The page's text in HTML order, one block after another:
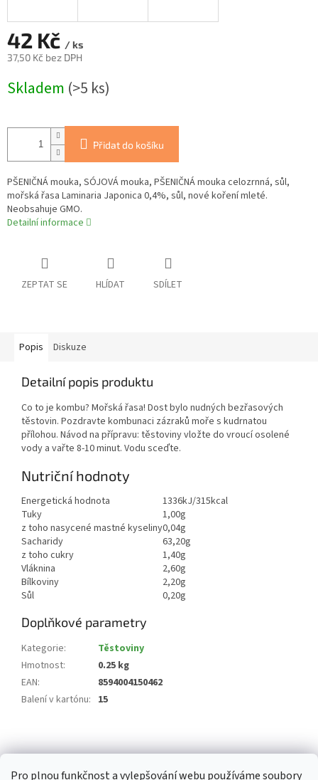
Pro plnou funkčnost a vylepšování webu používáme soubory
42 Kč / ks
37,50 Kč bez DPH
cena:
Skladem (>5 ks)
Přidat do košíku
PŠENIČNÁ mouka, SÓJOVÁ mouka, PŠENIČNÁ mouka celozrnná, sůl,
mořská řasa Laminaria Japonica 0,4%, sůl, nové koření mleté.
Neobsahuje GMO.
Detailní informace
ZEPTAT SE HLÍDAT SDÍLET
Popis Diskuze
Detailní popis produktu
Co to je kombu? Mořská řasa! Dost bylo nudných bezřasových
těstovin. Pozdravte kombunaci zázraků moře s kudrnatou
přílohou. Návod na přípravu: těstoviny vložte do vroucí osolené
vody a vařte 8-10 minut. Vodu sceďte.
Nutriční hodnoty
Energetická hodnota
1336kJ/315kcal
Tuky
1,00g
z toho nasycené mastné kyseliny0,04g
Sacharidy
63,20g
z toho cukry
1,40g
Vláknina
2,60g
Bílkoviny
2,20g
Sůl
0,20g
Doplňkové parametry
Kategorie:
Těstoviny
Hmotnost:
0.25 kg
EAN:
8594004150462
Balení v kartónu: 15
á